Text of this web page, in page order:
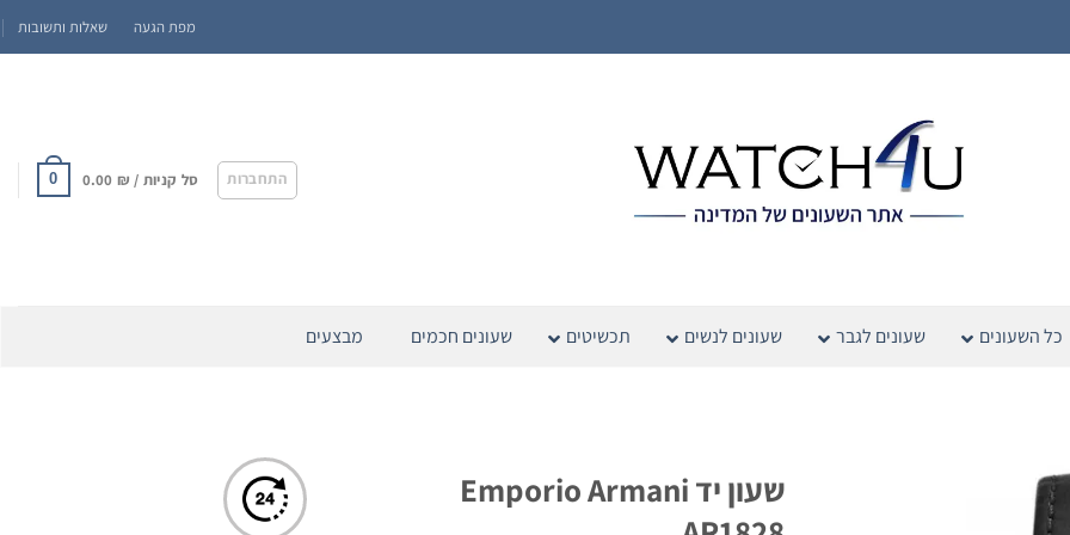
מפת הגעה שאלות ותשובות
התחברות סל קניות / 0.00 ₪
0
כל השעונים שעונים לגבר שעונים לנשים תכשיטים שעונים חכמים מבצעים
שעון יד Emporio Armani